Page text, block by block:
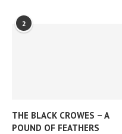
2
THE BLACK CROWES – A
POUND OF FEATHERS